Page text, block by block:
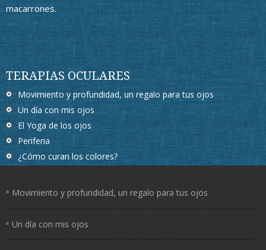
macarrones.
TERAPIAS OCULARES
Movimiento y profundidad, un regalo para tus ojos
Un día con mis ojos
El Yoga de los ojos
Periferia
¿Cómo curan los colores?
Movimiento y profundidad, un regalo para tus ojos
Un día con mis ojos